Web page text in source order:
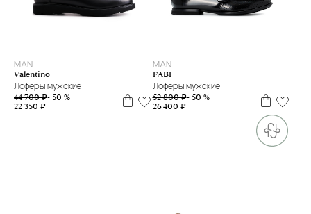
MAN
Valentino
Лоферы мужские
44 700 ₽- 50 %
22 350 ₽
MAN
FABI
Лоферы мужские
52 800 ₽- 50 %
26 400 ₽